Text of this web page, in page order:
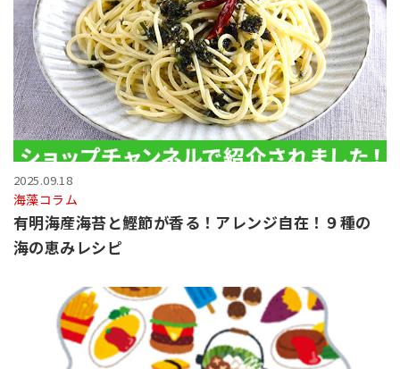
2025.09.18
海藻コラム
有明海産海苔と鰹節が香る！アレンジ自在！９種の
海の恵みレシピ